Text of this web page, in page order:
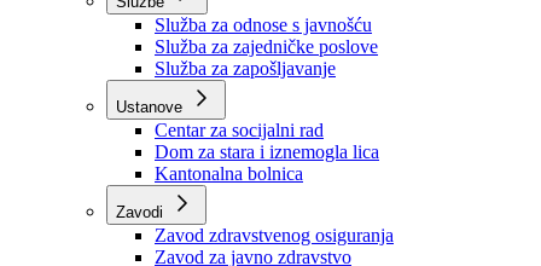
Organizacije
Službe
Služba za odnose s javnošću
Služba za zajedničke poslove
Služba za zapošljavanje
Ustanove
Centar za socijalni rad
Dom za stara i iznemogla lica
Kantonalna bolnica